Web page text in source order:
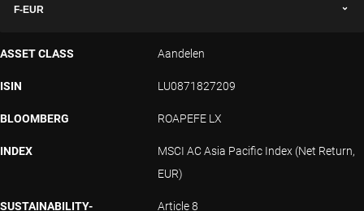
F-EUR
ASSET CLASS Aandelen
ISIN LU0871827209
BLOOMBERG ROAPEFE LX
INDEX
MSCI AC Asia Pacific Index (Net Return,
EUR)
SUSTAINABILITY-
Article 8